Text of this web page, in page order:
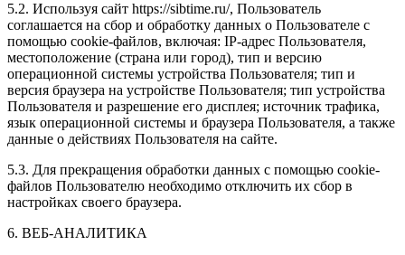
5.2. Используя сайт https://sibtime.ru/, Пользователь
соглашается на сбор и обработку данных о Пользователе с
помощью cookie-файлов, включая: IP-адрес Пользователя,
местоположение (страна или город), тип и версию
операционной системы устройства Пользователя; тип и
версия браузера на устройстве Пользователя; тип устройства
Пользователя и разрешение его дисплея; источник трафика,
язык операционной системы и браузера Пользователя, а также
данные о действиях Пользователя на сайте.
5.3. Для прекращения обработки данных с помощью cookie-
файлов Пользователю необходимо отключить их сбор в
настройках своего браузера.
6. ВЕБ-АНАЛИТИКА